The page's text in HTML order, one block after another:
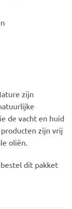
zijn
de vacht en huid
zijn vrij
oliën.
dit pakket